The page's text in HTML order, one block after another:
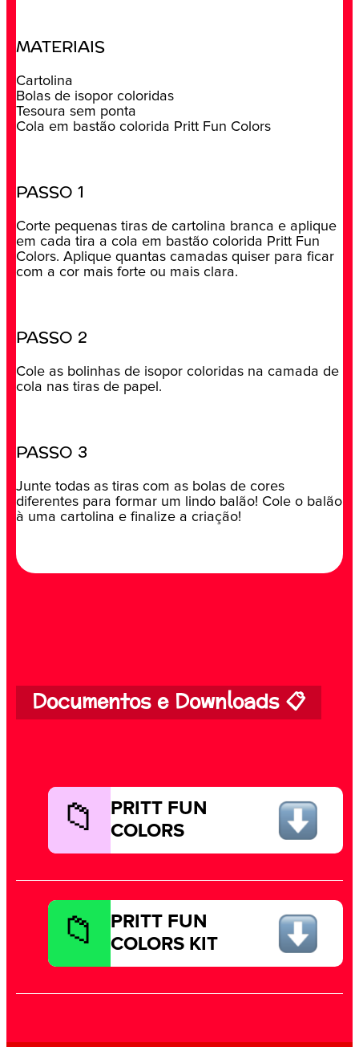
MATERIAIS
Cartolina
Bolas de isopor coloridas
Tesoura sem ponta
Cola em bastão colorida Pritt Fun Colors
PASSO 1
Corte pequenas tiras de cartolina branca e aplique
em cada tira a cola em bastão colorida Pritt Fun
Colors. Aplique quantas camadas quiser para ficar
com a cor mais forte ou mais clara.
PASSO 2
Cole as bolinhas de isopor coloridas na camada de
cola nas tiras de papel.
PASSO 3
Junte todas as tiras com as bolas de cores
diferentes para formar um lindo balão! Cole o balão
à uma cartolina e finalize a criação!
Documentos e Downloads 📋
PRITT FUN
COLORS
PRITT FUN
COLORS KIT